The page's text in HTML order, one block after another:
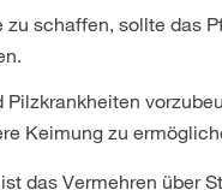
schaffen, sollte das
Keimung zu
das Vermehren über